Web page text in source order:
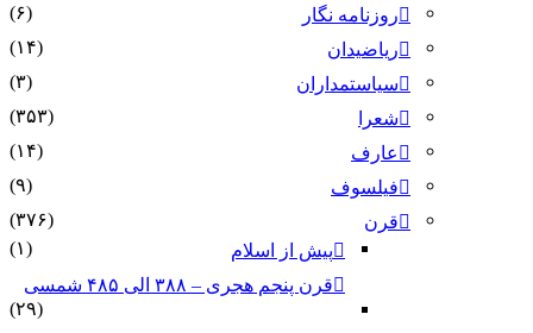
روزنامه نگار
(۶)
ریاضیدان
(۱۴)
سیاستمداران
(۳)
شعرا
(۳۵۳)
عارف
(۱۴)
فیلسوف
(۹)
قرن
(۳۷۶)
پیش از اسلام
(۱)
قرن پنجم هجری – ۳۸۸ الی ۴۸۵ شمسی
(۲۹)